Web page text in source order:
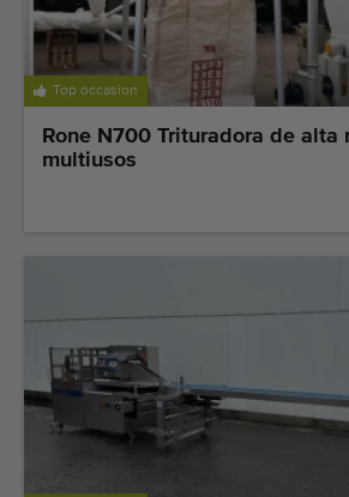
Top occasion
Rone N700 Trituradora de alta
multiusos